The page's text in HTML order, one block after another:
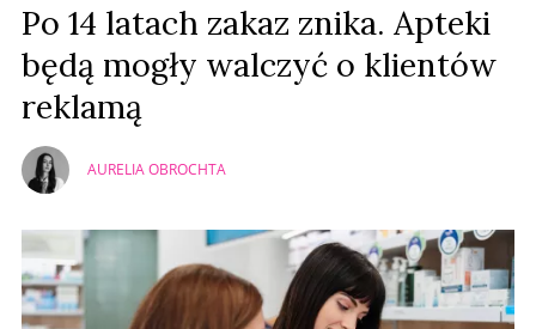
Po 14 latach zakaz znika. Apteki
będą mogły walczyć o klientów
reklamą
AURELIA OBROCHTA